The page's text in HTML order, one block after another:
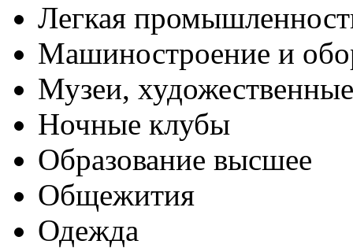
Легкая
Машиностроение и
Музеи,
Ночные клубы
Образование высшее
Общежития
Одежда